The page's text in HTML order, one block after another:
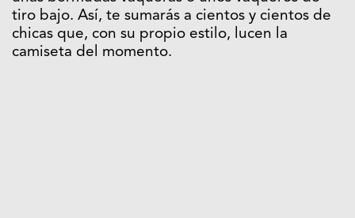
tiro bajo. Así, te sumarás a cientos y cientos de
chicas que, con su propio estilo, lucen la
camiseta del momento.